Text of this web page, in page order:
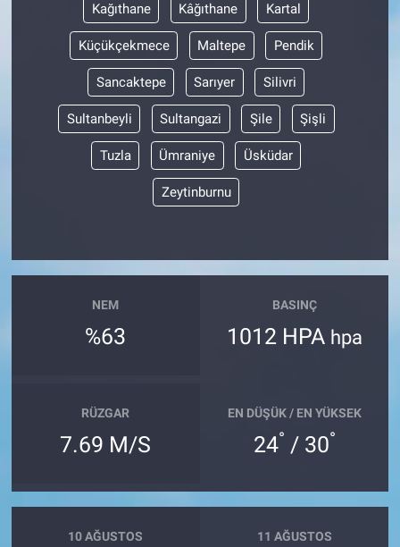
Kağıthane Kâğıthane Kartal
Küçükçekmece Maltepe Pendik
Sancaktepe Sarıyer Silivri
Sultanbeyli Sultangazi Şile Şişli
Tuzla Ümraniye Üsküdar
Zeytinburnu
NEM
%63
BASINÇ
1012 HPA hpa
RÜZGAR
7.69 M/S
EN DÜŞÜK / EN YÜKSEK
24° / 30°
10 AĞUSTOS 11 AĞUSTOS